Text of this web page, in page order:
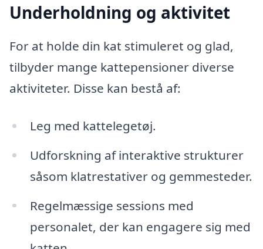
Underholdning og aktivitet
For at holde din kat stimuleret og glad,
tilbyder mange kattepensioner diverse
aktiviteter. Disse kan bestå af:
Leg med kattelegetøj.
Udforskning af interaktive strukturer
såsom klatrestativer og gemmesteder.
Regelmæssige sessions med
personalet, der kan engagere sig med